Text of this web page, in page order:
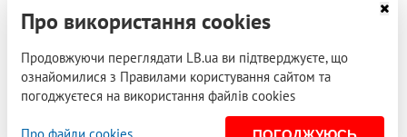
Про використання cookies
Продовжуючи переглядати LB.ua ви підтверджуєте, що
ознайомилися з Правилами користування сайтом та
погоджуєтеся на використання файлів cookies